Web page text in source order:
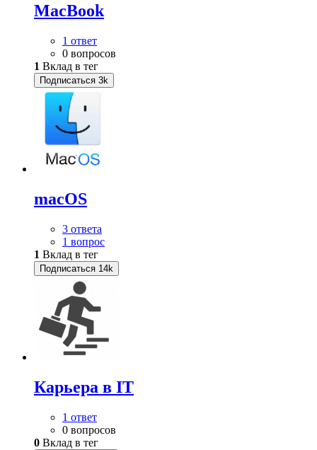
MacBook
1 ответ
0 вопросов
1 Вклад в тег
Подписаться 3k
macOS
3 ответа
1 вопрос
1 Вклад в тег
Подписаться 14k
Карьера в IT
1 ответ
0 вопросов
0 Вклад в тег